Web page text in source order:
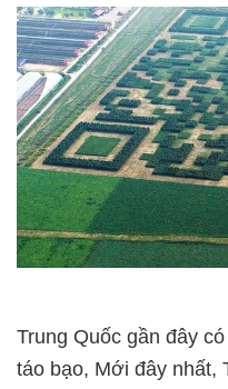
Trung Quốc gần đây
táo bạo, Mới đây nhất,